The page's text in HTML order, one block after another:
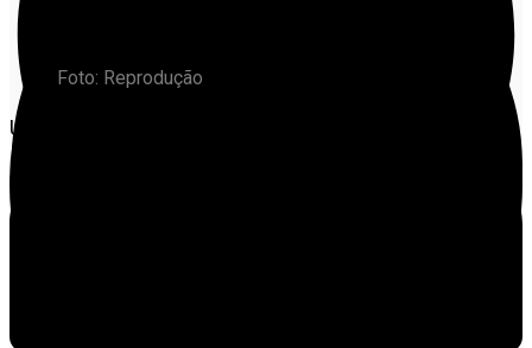
Foto: Reprodução
Um desentendimento em ambiente escolar mobilizou
a Polícia Militar na manhã desta sexta-feira (27), no
bairro Jardim Universitário, em